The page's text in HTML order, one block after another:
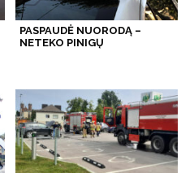
PASPAUDĖ NUORODĄ –
NETEKO PINIGŲ